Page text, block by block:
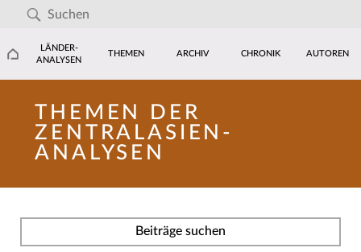
LÄNDER-
ANALYSEN
THEMEN ARCHIV CHRONIK AUTOREN
THEMEN DER
ZENTRALASIEN-
ANALYSEN
Beiträge suchen